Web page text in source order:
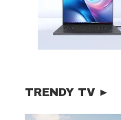
TRENDY TV ►